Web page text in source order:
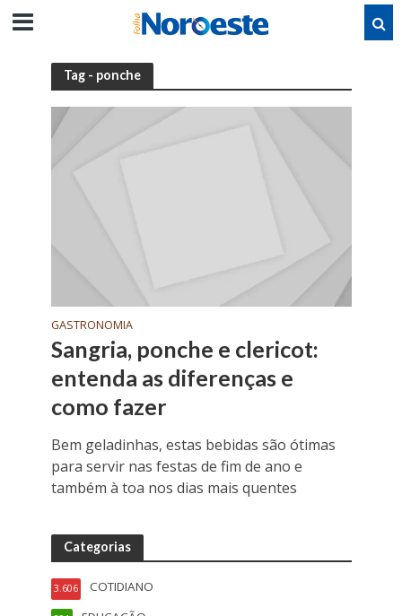
Tag - ponche
GASTRONOMIA
Sangria, ponche e clericot:
entenda as diferenças e
como fazer
Bem geladinhas, estas bebidas são ótimas
para servir nas festas de fim de ano e
também à toa nos dias mais quentes
Categorias
COTIDIANO
3.606